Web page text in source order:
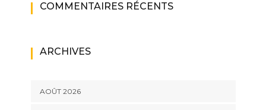
COMMENTAIRES RÉCENTS
ARCHIVES
AOÛT 2026